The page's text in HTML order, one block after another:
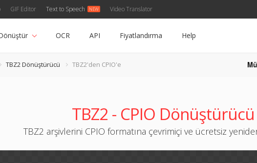
GIF Editor Text to Speech Video Translator
OCR API Fiyatlandırma Help
TBZ2 Dönüştürücü TBZ2'den CPIO'e
TBZ2 - CPIO Dönüştürücü
TBZ2 arşivlerini CPIO formatına çevrimiçi ve ücretsiz